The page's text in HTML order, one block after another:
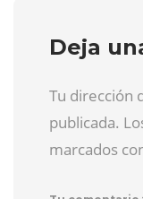
Deja
Tu dirección
publicada.
marcados